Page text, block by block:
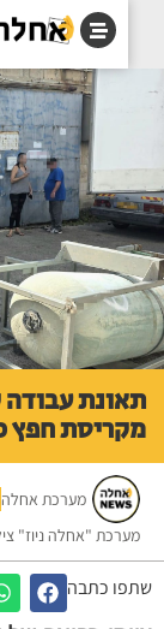
עבודה
חפץ כבד
מערכת אחלה
"אחלה ניוז" צילום
כתבה